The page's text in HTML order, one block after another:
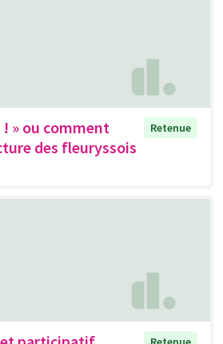
! » ou comment
des fleuryssois
Retenue